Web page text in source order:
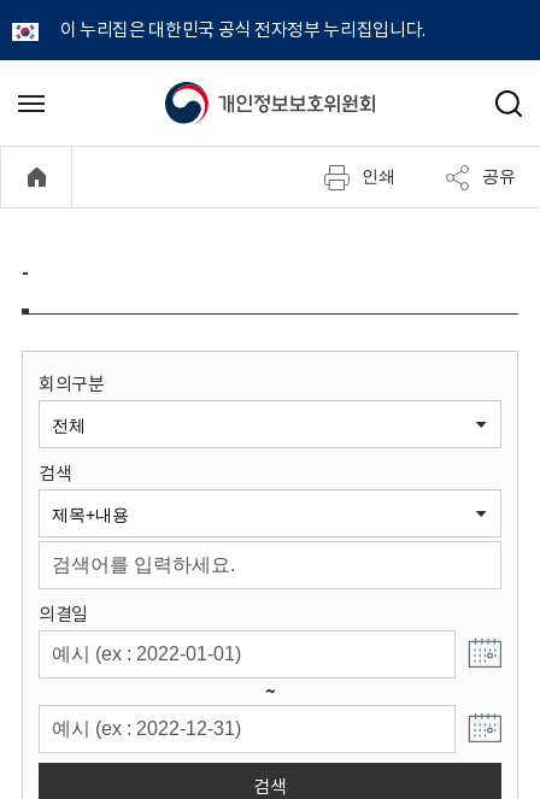
이 누리집은 대한민국 공식 전자정부 누리집입니다.
개
정
보
원
회
메
기
검
인쇄 공유
-
회의구분
검색
의결일
~
검색